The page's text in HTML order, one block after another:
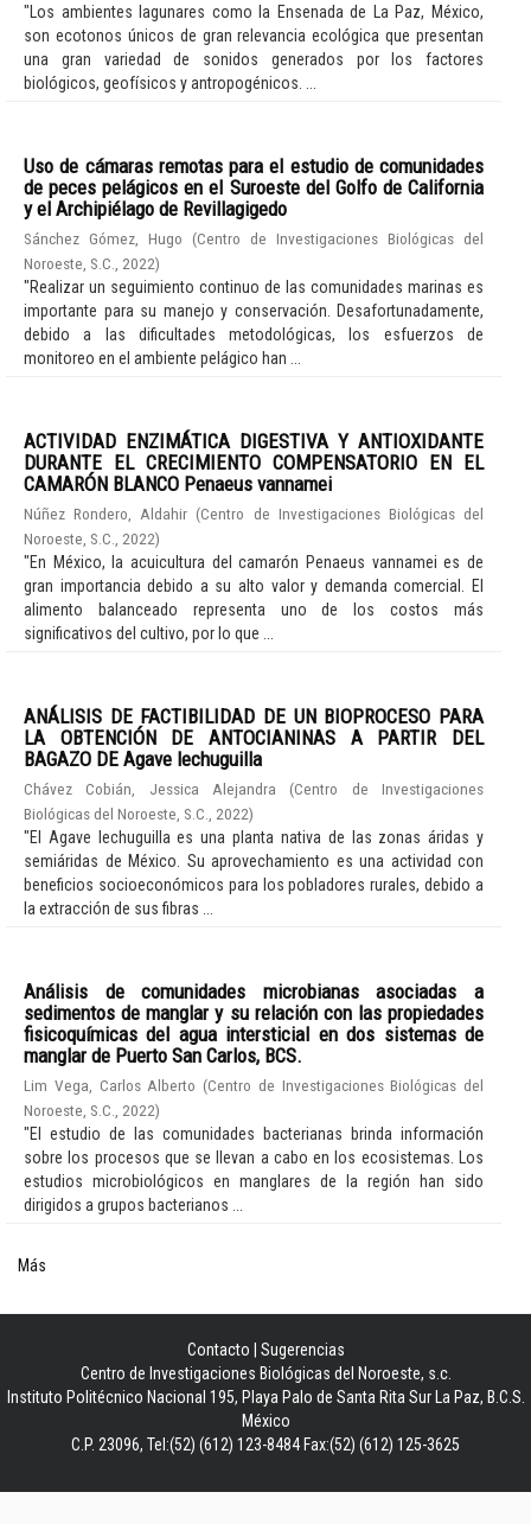
"Los ambientes lagunares como la Ensenada de La Paz, México,
son ecotonos únicos de gran relevancia ecológica que presentan
una gran variedad de sonidos generados por los factores
biológicos, geofísicos y antropogénicos. ...
Uso de cámaras remotas para el estudio de comunidades
de peces pelágicos en el Suroeste del Golfo de California
y el Archipiélago de Revillagigedo
Sánchez Gómez, Hugo (Centro de Investigaciones Biológicas del
Noroeste, S.C.
2022)
"Realizar un seguimiento continuo de las comunidades marinas es
importante para su manejo y conservación. Desafortunadamente,
debido a las dificultades metodológicas, los esfuerzos de
monitoreo en el ambiente pelágico han ...
ACTIVIDAD ENZIMÁTICA DIGESTIVA Y ANTIOXIDANTE
DURANTE EL CRECIMIENTO COMPENSATORIO EN EL
CAMARÓN BLANCO Penaeus vannamei
Núñez Rondero, Aldahir (Centro de Investigaciones Biológicas del
Noroeste, S.C.
2022)
"En México, la acuicultura del camarón Penaeus vannamei es de
gran importancia debido a su alto valor y demanda comercial. El
alimento balanceado representa uno de los costos más
significativos del cultivo, por lo que ...
ANÁLISIS DE FACTIBILIDAD DE UN BIOPROCESO PARA
LA OBTENCIÓN DE ANTOCIANINAS A PARTIR DEL
BAGAZO DE Agave lechuguilla
Chávez Cobián, Jessica Alejandra (Centro de Investigaciones
Biológicas del Noroeste, S.C.
2022)
"El Agave lechuguilla es una planta nativa de las zonas áridas y
semiáridas de México. Su aprovechamiento es una actividad con
beneficios socioeconómicos para los pobladores rurales, debido a
la extracción de sus fibras ...
Análisis de comunidades microbianas asociadas a
sedimentos de manglar y su relación con las propiedades
fisicoquímicas del agua intersticial en dos sistemas de
manglar de Puerto San Carlos, BCS.
Lim Vega, Carlos Alberto (Centro de Investigaciones Biológicas del
Noroeste, S.C.
2022)
"El estudio de las comunidades bacterianas brinda información
sobre los procesos que se llevan a cabo en los ecosistemas. Los
estudios microbiológicos en manglares de la región han sido
dirigidos a grupos bacterianos ...
Más
Contacto
Sugerencias
Centro de Investigaciones Biológicas del Noroeste, s.c.
Instituto Politécnico Nacional 195, Playa Palo de Santa Rita Sur La Paz, B.C.S.
México
C.P. 23096, Tel:(52) (612) 123-8484 Fax:(52) (612) 125-3625